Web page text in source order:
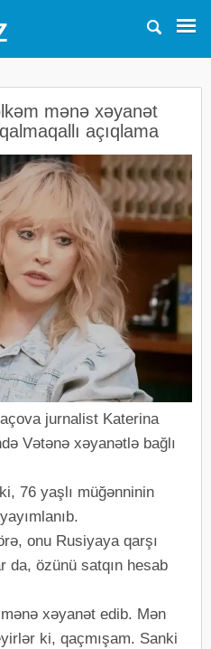
mənə xəyanət
açıqlama
jurnalist Katerina
Vətənə xəyanətlə bağlı
76 yaşlı müğənninin
onu Rusiyaya qarşı
da, özünü satqın hesab
xəyanət edib. Mən
ki, qaçmışam. Sanki